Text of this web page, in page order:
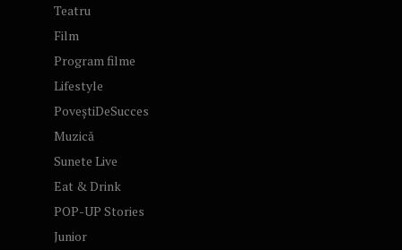
Teatru
Film
Program filme
Lifestyle
PoveștiDeSucces
Muzică
Sunete Live
Eat & Drink
POP-UP Stories
Junior